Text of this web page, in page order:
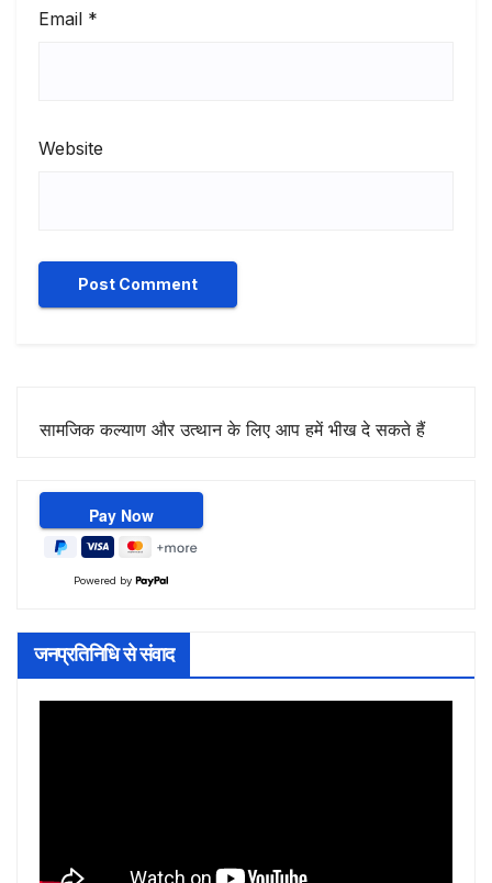
Email *
Website
सामजिक कल्याण और उत्थान के लिए आप हमें भीख दे सकते हैं
Powered by
जनप्रतिनिधि से संवाद